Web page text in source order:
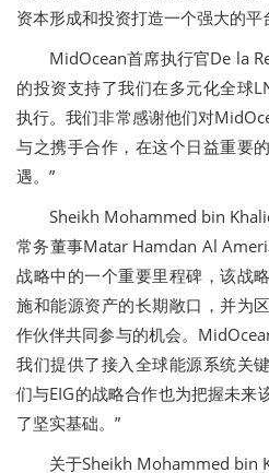
资本形成和投资打造一个强大的平
MidOcean首席执行官De la
的投资支持了我们在多元化全球
执行。我们非常感谢他们对
与之携手合作，在这个日益重要
遇。”
Sheikh Mohammed bin
常务董事Matar Hamdan Al
战略中的一个重要里程碑，该战
施和能源资产的长期敞口，并为
作伙伴共同参与的机会。
我们提供了接入全球能源系统关
们与EIG的战略合作也为把握未来
了坚实基础。”
关于Sheikh Mohammed bin